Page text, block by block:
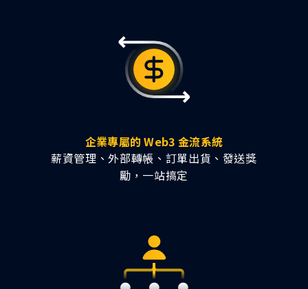
企業專屬的 Web3 金流系統
薪資管理、外部轉帳、訂單出貨、發送獎
勵，一站搞定